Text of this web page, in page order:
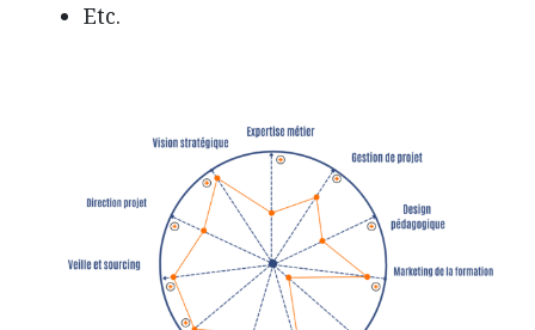
Etc.